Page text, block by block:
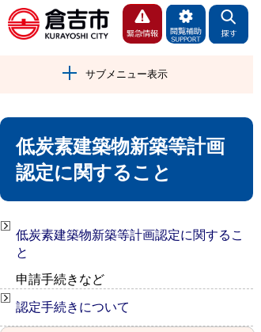
サブメニュー表示
低炭素建築物新築等計画
認定に関すること
低炭素建築物新築等計画認定に関するこ
と
申請手続きなど
認定手続きについて